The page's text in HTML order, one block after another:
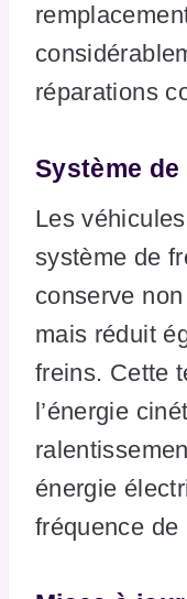
réparations
Système
Les
système de
conserve
mais réduit
freins. Cette
l’énergie
énergie
fréquence de